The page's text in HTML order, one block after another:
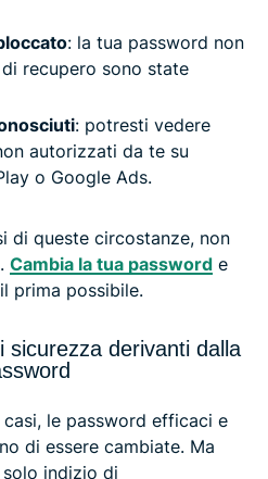
: la tua password non
recupero sono state
: potresti vedere
autorizzati da te su
o Google Ads.
di queste circostanze, non
Cambia la tua password e
il prima possibile.
sicurezza derivanti dalla
le password efficaci e
di essere cambiate. Ma
indizio di